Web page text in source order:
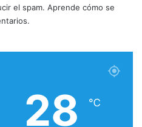
el spam. Aprende cómo se
28 ℃